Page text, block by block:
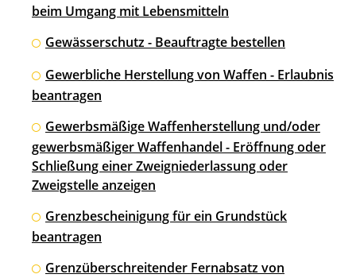
beim Umgang mit Lebensmitteln
Gewässerschutz - Beauftragte bestellen
Gewerbliche Herstellung von Waffen - Erlaubnis
beantragen
Gewerbsmäßige Waffenherstellung und/oder
gewerbsmäßiger Waffenhandel - Eröffnung oder
Schließung einer Zweigniederlassung oder
Zweigstelle anzeigen
Grenzbescheinigung für ein Grundstück
beantragen
Grenzüberschreitender Fernabsatz von